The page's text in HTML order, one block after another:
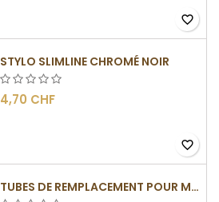
favorite_border
STYLO SLIMLINE CHROMÉ NOIR
4,70 CHF
favorite_border
TUBES DE REMPLACEMENT POUR MÉCANISME SLIMLINE